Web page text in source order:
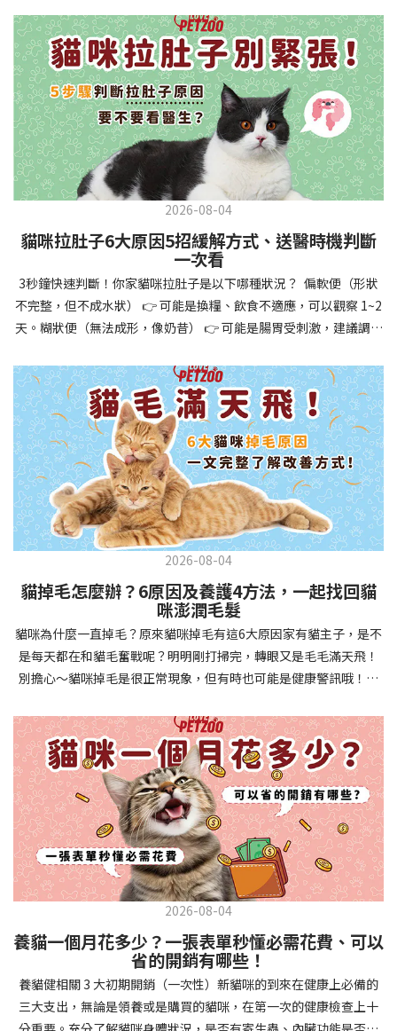
的行為問題，並建立人犬間的健康關係。 建立安全健康的生活環境
透過基礎訓練，幼犬能學會家居規則，避免危險行為和破壞家具。
像是「不」和「放下」等指令可以阻止幼犬咬電線或誤食有害物
質，有效降低居家意外風險。規律的如廁訓練則能養成良好衛生習
慣，讓家中環境保持乾淨舒適。增強溝通與信任關係訓練過程就像
建立一種共同語言，幫助你和幼犬更好地理解彼此。當幼犬學會回
應你的指令，不只增加了互動機會，也建立了主人作為領導者的地
位。正向獎勵式訓練更能培養幼犬對你的信任感，強化情感連結，
創造更和諧的相處模式。培養社交技能與適應能力及早接觸各種環
境和刺激，能幫助幼犬成長為自信穩定的成犬。適當的社會化訓練
讓牠們學會如何與其他狗狗、動物和人類和平相處，減少恐懼或攻
擊行為。這種適應能力使幼犬未來能從容面對獸醫檢查、美容
salon、寄宿或旅行等各種情境，大大提升生活品質。 訓練幼犬不只
是教會指令，更是塑造性格和習慣的過程！ 透過耐心且一致的訓
練，你不僅能擁有一隻聽話的好狗狗，更能建立起相互尊重的終身
相處中獲得回報狗狗訓練指南，六步驟培養幼犬開始幼犬訓練時，
系統性的方法能帶來最佳效果。從信任建立到習慣養成，每個階段
都至關重要，缺一不可。良好的訓練應循序漸進，把握幼犬成長敏
感期，以積極正向的方式引導。遵循這六個步驟，即使是第一次養
狗的新手，也能輕鬆將調皮的小狗訓練成聽話的好夥伴！建立信任
基礎 幼犬訓練的第一步不是教指令，而是建立信任。剛到新家的幼
犬可能感到緊張不安，給予適當空間適應環境很重要。用溫柔的聲
音交談，提供安全舒適的窩，維持規律的餵食和如廁時間，讓幼犬
感到安心。輕輕撫摸、溫柔擁抱，每天安排固定玩耍時間，這些都
任你後，可開始教導基本指令。從簡單的「坐下」開始，再逐步學
習「趴下」、「等待」和「過來」。每次訓練保持在5-10分鐘內，
避免幼犬注意力分散。使用清晰一致的口令和手勢，成功時立即給
予獎勵和讚美。記住，重複是學習的關鍵，每天多次短時間練習效
果最佳。調整日常行為除了基本指令，幼犬還需學習生活禮儀。如
時立即獎勵。另外要處理的常見問題包括咬人、啃咬家具和亂叫。
每當出現不當行為，給予適當替代品（如咬玩具代替咬手），並在
幼犬選擇正確行為時獎勵，這比責罵更有效。社交化訓練 兩個月大
的幼犬正處於社會化黃金期，這階段的經驗將深刻影響未來性格。
安排幼犬接觸不同人類（包括兒童、戴眼鏡的人、使用拐杖的人
等）、各種動物、交通工具和環境聲音。起初保持在安全、受控的
情境中，逐漸增加複雜度。每次正面社交體驗後給予獎勵，建立幼
犬對新事物的積極態度。進階技巧強化 基礎訓練穩固後，可以進入
更複雜的技巧訓練。這包括遠距離控制、不同干擾下的指令遵從、
多步驟動作等。使用延遲獎勵技巧，讓幼犬學會即使沒有立即獎勵
也能保持良好行為。引入不同環境中的訓練，如公園、寵物店等，
幫助幼犬在各種情境下都能聽從指令。維持良好習慣 成功的訓練不
是一次性的，而是需要持續維護。即使幼犬已經掌握所有技能，也
要定期複習，防止行為退化。將訓練融入日常生活，如出門前的
2026-08-04
貓咪拉肚子6大原因5招緩解方式、送醫時機判斷
一次看
3秒鐘快速判斷！你家貓咪拉肚子是以下哪種狀況？ 偏軟便（形狀
不完整，但不成水狀） 👉 可能是換糧、飲食不適應，可以觀察 1~2
天。糊狀便（無法成形，像奶昔） 👉 可能是腸胃受刺激，建議調整
若超過 24 小時沒改善，建議就醫。血便（帶血絲或黑色糞便） 👉
可能是嚴重腸胃問題，應立即帶去獸醫院！想知道貓咪拉肚子的真
正原因，只要透過 5 個簡單步驟，就能判斷問題嚴重性，決定是否
需要就醫！接下來我們一起來看看該怎麼做吧！🐾 貓咪拉肚子怎麼
辦？5步驟判斷貓咪拉肚子是否需要馬上看醫生貓咪拉肚子的因素與
許多原因有關，更換食物、誤食異物或不乾淨的東西、寄生蟲、其
他疾病。 5 步驟判斷貓咪拉肚子原因，要不要看醫生？當貓咪拉肚
子時，不用慌張！透過以下 5 個步驟，就能快速判斷原因，並決定
是否需要帶去獸醫院。📌 貓咪拉肚子判斷步驟1：觀察糞便的狀態：
糞便質地是關鍵！不同形態代表不同的腸胃狀況📌 貓咪拉肚子判斷
步驟2：回想最近的飲食變化：有沒有突然換飼料或罐頭？ 有沒有吃
到新零食或人類食物？ 是否誤食異物？📌 貓咪拉肚子判斷步驟3：
確認環境與生活作息：最近是否搬家、換貓砂、新成員加入？ 天氣
是否有變化？ 飼主是否長時間外出？📌 貓咪拉肚子判斷步驟4：觀
察貓咪的精神與食慾：貓咪精神好嗎？、食慾是否正常？，可先觀
下降，表示身體狀況不佳，應儘快就醫！📌 貓咪拉肚子判斷步驟5：
檢查是否需要帶去看獸醫 如果拉肚子 1~2 次但精神好、食慾正常，
可以先觀察，如果腹瀉超過 48 小時或水狀腹瀉 + 嗜睡、食慾下降、
嘔吐 應立即就醫。 透過這 5 個步驟，你可以快速判斷貓咪拉肚子的
原因與嚴重程度，確保毛孩的腸胃健康！如果不確定情況，還是建
議讓獸醫檢查，才能安心哦！🐾💖4種高風險群貓咪拉肚子要小心高
風險貓咪包含：幼貓、老貓、懷孕貓、有慢性疾病貓，這些貓咪在
身體狀況出現警訊時要特別注意，如拉肚子次數超過2次以上，就建
議直接尋求獸醫協助。2要訣判斷貓咪拉肚子要不要看醫生 高風險貓
的貓咪，如拉肚子超過2-3天，建議直接尋求獸醫師協助。並記得提
供觀察紀錄給予獸醫師進行專業判斷。貓咪拉肚子但精神很好？如
果飼主有發現貓咪拉肚子的情形，但貓咪的精神很好。有可能與飲
食方便相關，回想是否進食新的食物，或是正進行飼料更換的過
2026-08-04
貓掉毛怎麼辦？6原因及養護4方法，一起找回貓
咪澎潤毛髮
貓咪為什麼一直掉毛？原來貓咪掉毛有這6大原因家有貓主子，是不
是每天都在和貓毛奮戰呢？明明剛打掃完，轉眼又是毛毛滿天飛！
別擔心～貓咪掉毛是很正常現象，但有時也可能是健康警訊哦！以
兩全其美！貓咪掉毛原因1. 皮膚問題貓咪皮膚問題是造成掉毛的常
見兇手！皮膚發炎、感染或是長期搔癢，都會讓貓咪的毛髮失去健
康光澤並大量脫落。常見的皮膚問題包括皮膚黴菌、細菌感染、疥
癬蟲等寄生蟲，甚至是皮膚過度乾燥。如果發現貓咪皮膚有紅腫、
結痂、脫屑或異常氣味，同時伴隨掉毛，建議盡快帶牠看獸醫哦！
貓咪掉毛原因2. 過敏誰說只有人類會過敏？貓咪也會！貓咪可能對
環境中的塵蟎、花粉、清潔劑，甚至是食物中的某些成分產生過敏
反應。過敏症狀不只是打噴嚏、流眼淚，還會引起皮膚搔癢和掉毛
問題。特別是食物過敏，更是常被忽略的掉毛元兇！如果貓咪經常
抓癢或舔舐特定部位，同時伴隨掉毛，很可能是過敏在作怪呢！貓
咪掉毛原因3. 營養不足貓咪的毛髮健康與營養息息相關！當貓咪飲
食中缺乏必要的蛋白質、脂肪酸（尤其是Omega-3和Omega-
6）、維生素或礦物質時，毛髮就會變得乾燥、脆弱，容易斷裂脫
落。長期餵食低品質或不均衡的貓糧，可能使貓咪營養不良，進而
2026-08-04
養貓一個月花多少？一張表單秒懂必需花費、可以
省的開銷有哪些！
養貓健相關 3 大初期開銷（一次性）新貓咪的到來在健康上必備的
三大支出，無論是領養或是購買的貓咪，在第一次的健康檢查上十